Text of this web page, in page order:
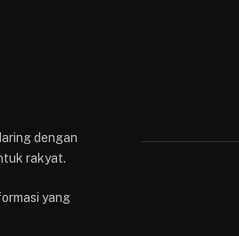
dengan
rakyat.
yang